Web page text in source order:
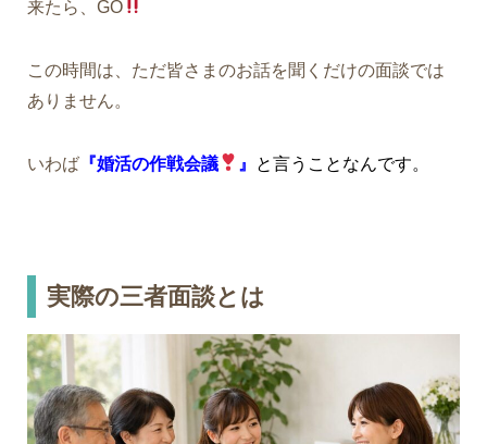
来たら、GO
この時間は、ただ皆さまのお話を聞くだけの面談では
ありません。
いわば 『婚活の作戦会議 』 と言うことなんです。
実際の三者面談とは